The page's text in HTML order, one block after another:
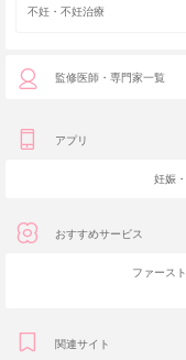
不妊・不妊治療
監修医師・専門家一覧
アプリ
妊娠
おすすめサービス
ファース
関連サイト